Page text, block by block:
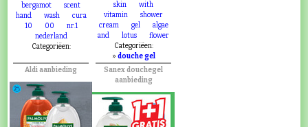
bergamot
scent
hand
wash
cura
10
00
nr.1
nederland
Categoriëen:
skin
with
vitamin
shower
cream
gel
algae
and
lotus
flower
Categoriëen:
» douche gel
Aldi aanbieding
Sanex douchegel
aanbieding